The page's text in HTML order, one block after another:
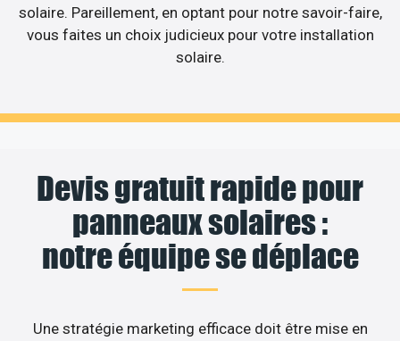
solaire. Pareillement, en optant pour notre savoir-faire,
vous faites un choix judicieux pour votre installation
solaire.
Devis gratuit rapide pour
panneaux solaires :
notre équipe se déplace
Une stratégie marketing efficace doit être mise en